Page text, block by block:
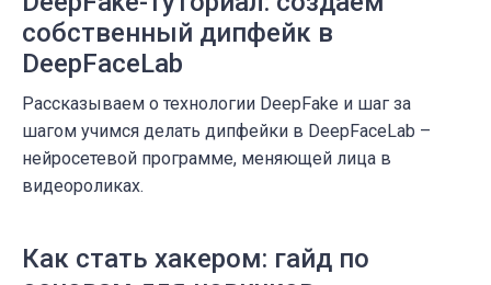
собственный дипфейк в
DeepFaceLab
Рассказываем о технологии DeepFake и шаг за
шагом учимся делать дипфейки в DeepFaceLab –
нейросетевой программе, меняющей лица в
видеороликах.
Как стать хакером: гайд по